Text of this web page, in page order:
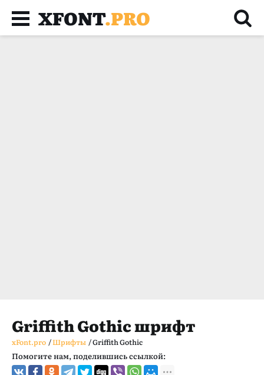
XFONT.PRO
Griffith Gothic шрифт
xFont.pro /Шрифты /Griffith Gothic
Помогите нам, поделившись ссылкой: